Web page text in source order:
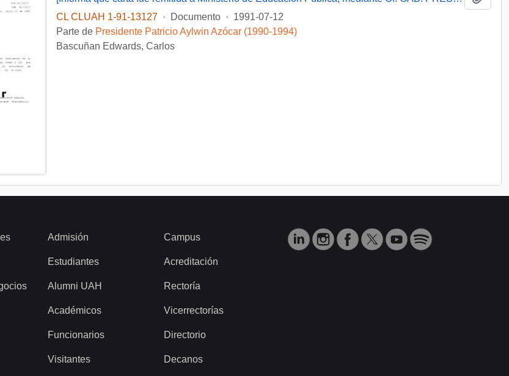
CL CLUAH 1-91-13127
· Documento · 1991-07-12
Parte de Presidente Patricio Aylwin Azócar (1990-1994)
Bascuñan Edwards, Carlos
Admisión
Estudiantes
Alumni UAH
Académicos
Funcionarios
Visitantes
Campus
Acreditación
Rectoría
Vicerrectorías
Directorio
Decanos